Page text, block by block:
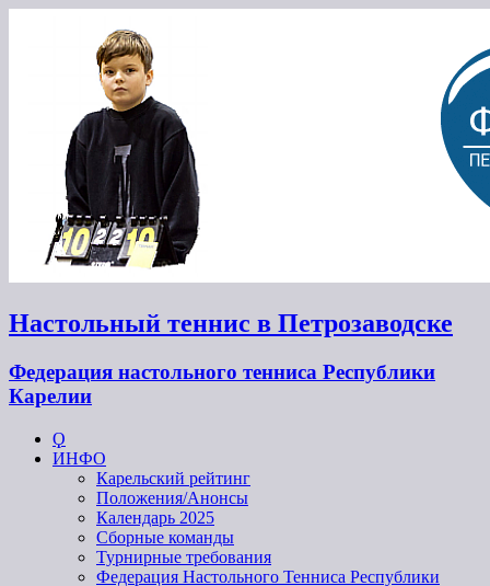
Настольный теннис в Петрозаводске
Федерация настольного тенниса Республики
Карелии
Ϙ
ИНФО
Карельский рейтинг
Положения/Анонсы
Календарь 2025
Сборные команды
Турнирные требования
Федерация Настольного Тенниса Республики